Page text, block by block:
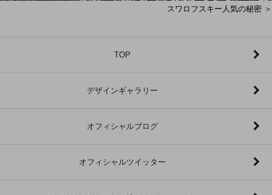
スワロフスキー人気の秘密 ＞
TOP
デザインギャラリー
オフィシャルブログ
オフィシャルツイッター